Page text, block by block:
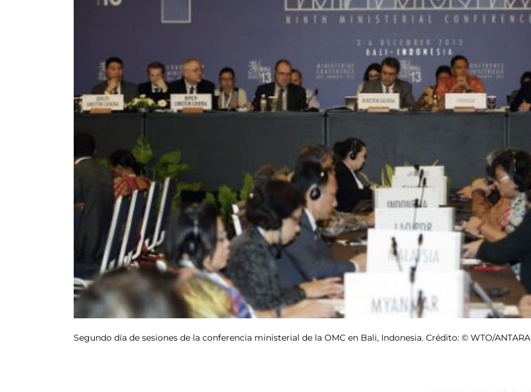
Segundo día de sesiones de la conferencia ministerial de la OMC en Bali, Indonesia. Crédito: © WTO/ANTARA